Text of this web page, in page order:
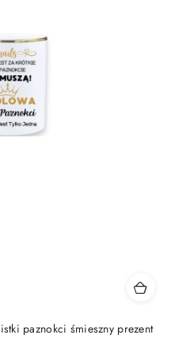
paznokci śmieszny prezent